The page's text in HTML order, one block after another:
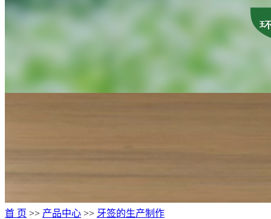
首 页 >> 产品中心 >> 牙签的生产制作